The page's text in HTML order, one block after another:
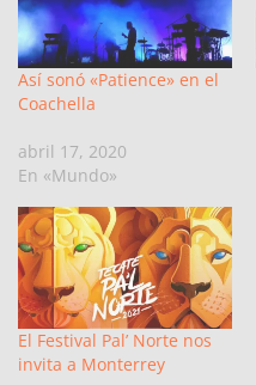
Así sonó «Patience» en el
Coachella
abril 17, 2020
En «Mundo»
El Festival Pal’ Norte nos
invita a Monterrey